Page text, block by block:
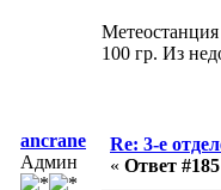
100 гр. Из
ancrane
Админ
Re: 3-е
« Ответ